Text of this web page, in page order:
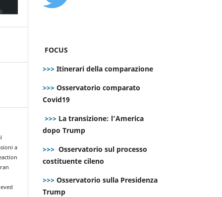
a
FOCUS
>>> Itinerari della comparazione
>>> Osservatorio comparato
Covid19
>>> La transizione: l’America
dopo Trump
>>> Osservatorio sul processo
costituente cileno
>>> Osservatorio sulla Presidenza
Trump